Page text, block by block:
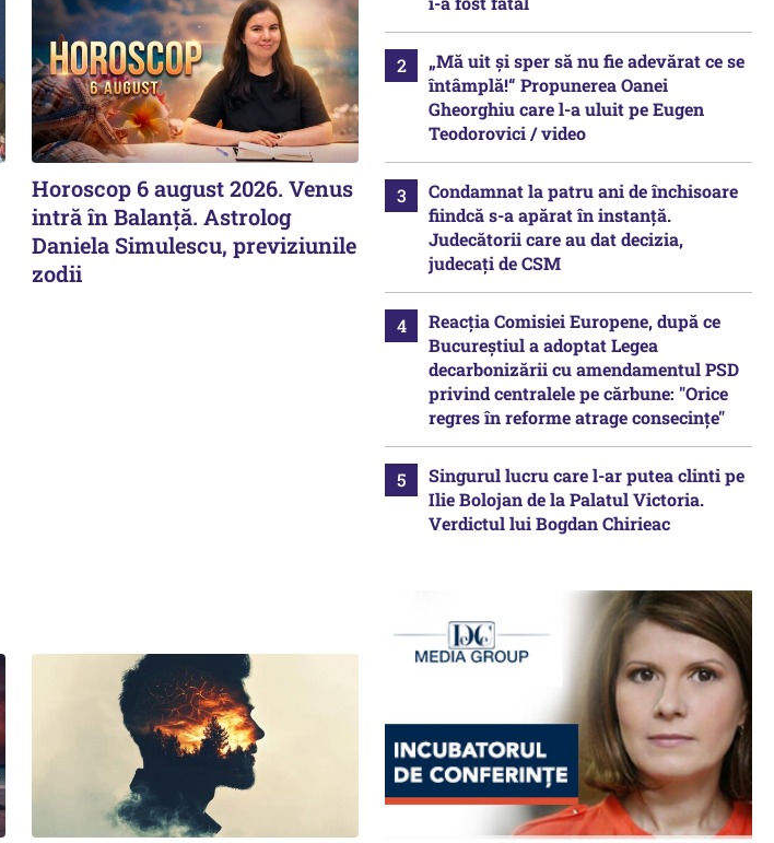
Horoscop 6 august 2026. Venus
intră în Balanță. Astrolog
Daniela Simulescu, previziunile
zodii
„Mă uit și sper să nu fie adevărat ce se
întâmplă!“ Propunerea Oanei
Gheorghiu care l-a uluit pe Eugen
Teodorovici / video
Condamnat la patru ani de închisoare
fiindcă s-a apărat în instanță.
Judecătorii care au dat decizia,
judecați de CSM
Reacția Comisiei Europene, după ce
Bucureștiul a adoptat Legea
decarbonizării cu amendamentul PSD
privind centralele pe cărbune: "Orice
regres în reforme atrage consecințe"
Singurul lucru care l-ar putea clinti pe
Ilie Bolojan de la Palatul Victoria.
Verdictul lui Bogdan Chirieac